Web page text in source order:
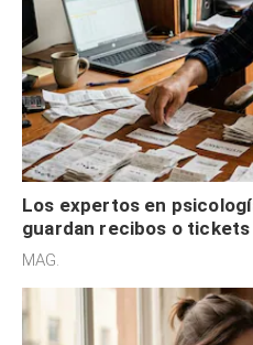
Los expertos en
guardan recibos o
son acumuladores, sino
MAG.